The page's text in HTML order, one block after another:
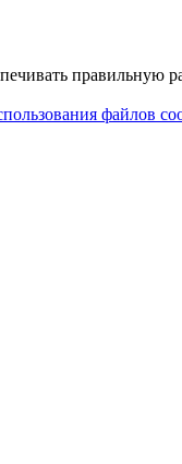
правильную
файлов